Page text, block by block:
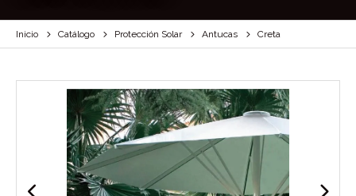
Inicio Catálogo Protección Solar Antucas Creta